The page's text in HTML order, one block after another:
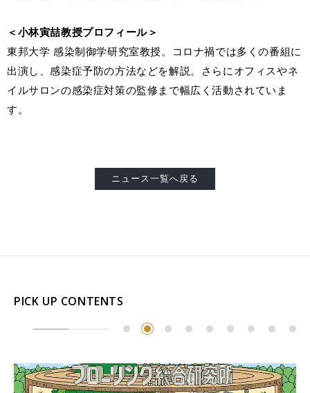
＜小林寅喆教授プロフィール＞
東邦大学 感染制御学研究室教授。コロナ禍では多くの番組に
出演し、感染症予防の方法などを解説。さらにオフィスやネ
イルサロンの感染症対策の監修まで幅広く活動されていま
す。
ニュース一覧へ戻る
PICK UP CONTENTS